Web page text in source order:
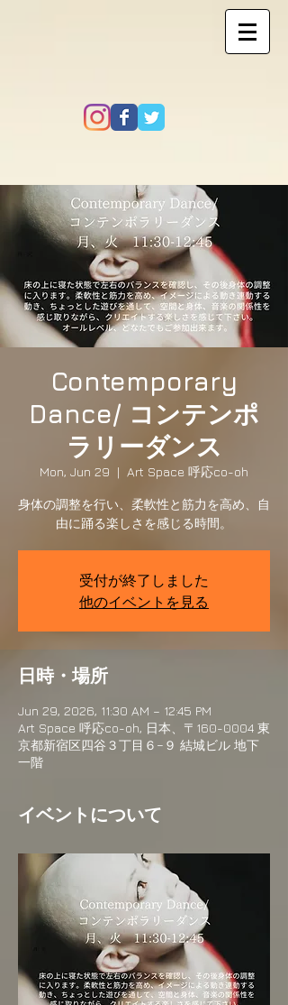
Contemporary
Dance/ コンテンポ
ラリーダンス
Mon, Jun 29
  |
Art Space 呼応co-oh
身体の調整を行い、柔軟性と筋力を高め、自
由に踊る楽しさを感じる時間。
受付が終了しました
他のイベントを見る
日時・場所
Jun 29, 2026, 11:30 AM – 12:45 PM
Art Space 呼応co-oh, 日本、〒160-0004 東
京都新宿区四谷３丁目６−９ 結城ビル 地下
一階
イベントについて